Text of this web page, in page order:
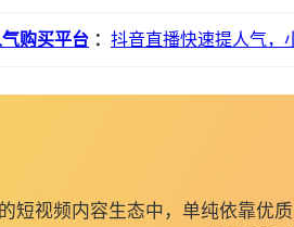
购买平台 ： 抖音直播快速提人气，
短视频内容生态中，单纯依靠优